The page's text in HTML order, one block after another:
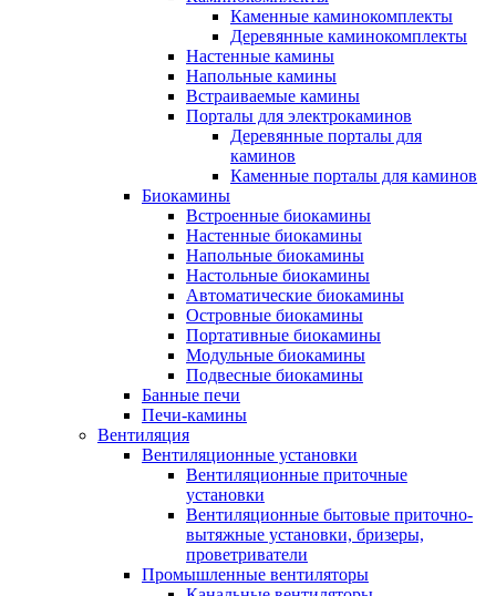
Каменные каминокомплекты
Деревянные каминокомплекты
Настенные камины
Напольные камины
Встраиваемые камины
Порталы для электрокаминов
Деревянные порталы для
каминов
Каменные порталы для каминов
Биокамины
Встроенные биокамины
Настенные биокамины
Напольные биокамины
Настольные биокамины
Автоматические биокамины
Островные биокамины
Портативные биокамины
Модульные биокамины
Подвесные биокамины
Банные печи
Печи-камины
Вентиляция
Вентиляционные установки
Вентиляционные приточные
установки
Вентиляционные бытовые приточно-
вытяжные установки, бризеры,
проветриватели
Промышленные вентиляторы